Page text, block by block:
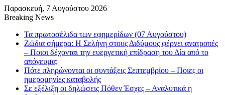
Παρασκευή, 7 Αυγούστου 2026
Breaking News
Τα πρωτοσέλιδα των εφημερίδων (07 Αυγούστου)
Ζώδια σήμερα: Η Σελήνη στους Διδύμους φέρνει ανατροπές
– Ποιοι δέχονται την ευεργετική επίδραση του Δία από το
απόγευμα;
Πότε πληρώνονται οι συντάξεις Σεπτεμβρίου – Ποιες οι
ημερομηνίες καταβολής
Σε εξέλιξη οι δηλώσεις Πόθεν Έσχες – Αναλυτικά η